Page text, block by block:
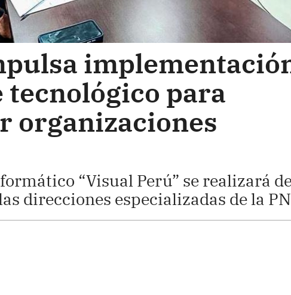
tecnológico para
organizaciones
“Visual Perú” se realizará
direcciones especializadas de la